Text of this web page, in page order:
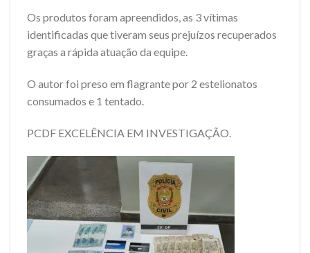
Os produtos foram apreendidos, as 3 vítimas
identificadas que tiveram seus prejuízos recuperados
graças a rápida atuação da equipe.
O autor foi preso em flagrante por 2 estelionatos
consumados e 1 tentado.
PCDF EXCELÊNCIA EM INVESTIGAÇÃO.